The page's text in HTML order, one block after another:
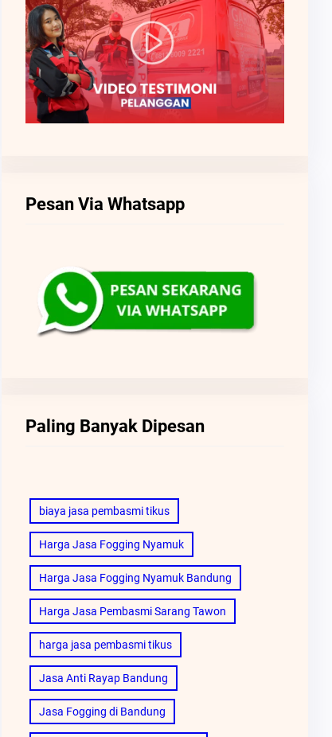
Pesan Via Whatsapp
Paling Banyak Dipesan
biaya jasa pembasmi tikus
Harga Jasa Fogging Nyamuk
Harga Jasa Fogging Nyamuk Bandung
Harga Jasa Pembasmi Sarang Tawon
harga jasa pembasmi tikus
Jasa Anti Rayap Bandung
Jasa Fogging di Bandung